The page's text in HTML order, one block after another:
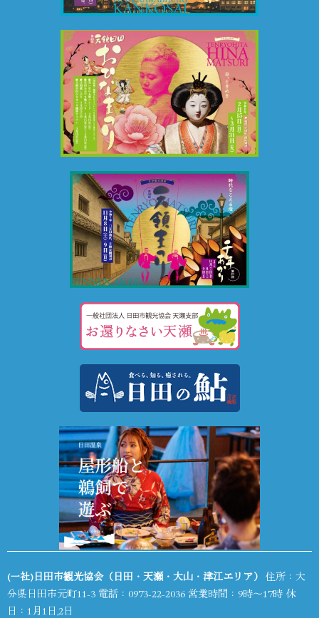
(一社)日田市観光協会（日田・天瀬・大山・津江エリア） 住所：大
分県日田市元町11-3 電話： 0973-22-2036 営業時間：9時～17時 休
日：1月1日,2日